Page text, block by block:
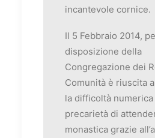
incantevole cornice.
Il 5 Febbraio 2014,
disposizione della
Congregazione dei
Comunità è riuscita
la difficoltà numerica
precarietà di
monastica grazie